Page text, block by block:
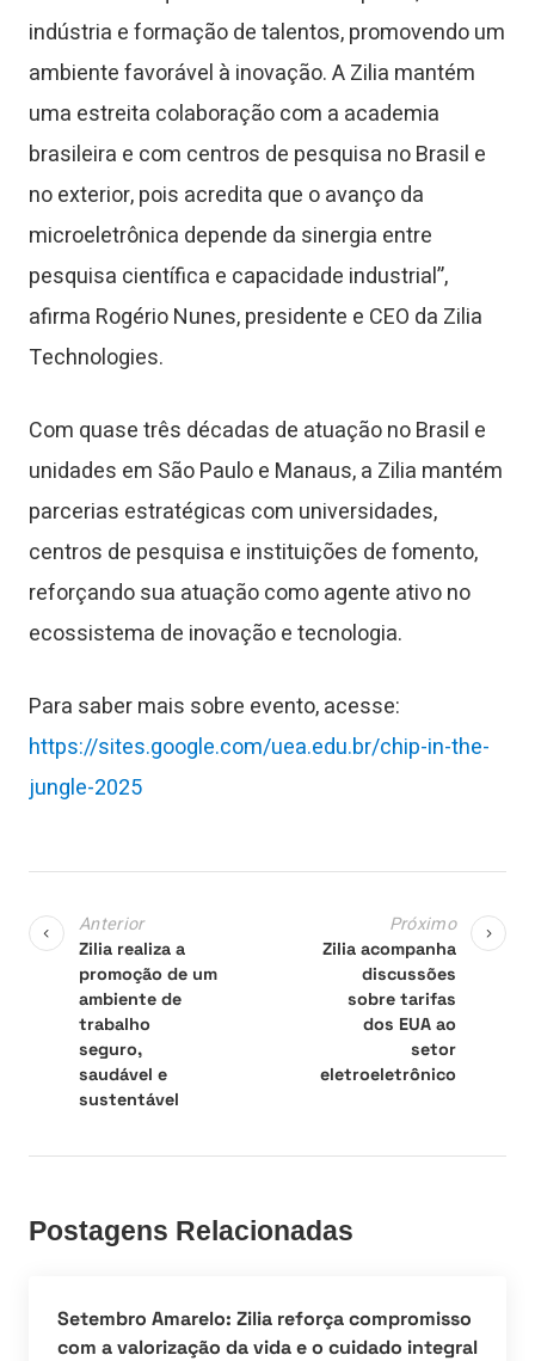
indústria e formação de talentos, promovendo um
ambiente favorável à inovação. A Zilia mantém
uma estreita colaboração com a academia
brasileira e com centros de pesquisa no Brasil e
no exterior, pois acredita que o avanço da
microeletrônica depende da sinergia entre
pesquisa científica e capacidade industrial”,
afirma Rogério Nunes, presidente e CEO da Zilia
Technologies.
Com quase três décadas de atuação no Brasil e
unidades em São Paulo e Manaus, a Zilia mantém
parcerias estratégicas com universidades,
centros de pesquisa e instituições de fomento,
reforçando sua atuação como agente ativo no
ecossistema de inovação e tecnologia.
Para saber mais sobre evento, acesse:
https://sites.google.com/uea.edu.br/chip-in-the-
jungle-2025
Anterior
Zilia realiza a
promoção de um
ambiente de
trabalho
seguro,
saudável e
sustentável
Próximo
Zilia acompanha
discussões
sobre tarifas
dos EUA ao
setor
eletroeletrônico
Postagens Relacionadas
Setembro Amarelo: Zilia reforça compromisso
com a valorização da vida e o cuidado integral